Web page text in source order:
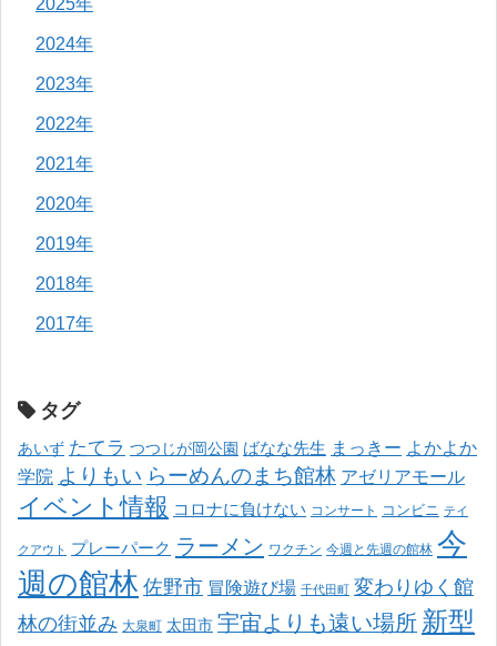
2025年
2024年
2023年
2022年
2021年
2020年
2019年
2018年
2017年
タグ
あいず たてラ つつじが岡公園 ばなな先生 まっきー よかよか
学院 よりもい らーめんのまち館林 アゼリアモール
イベント情報 コロナに負けない コンサート コンビニ テイ
クアウト プレーパーク ラーメン ワクチン 今週と先週の館林 今
週の館林 佐野市 冒険遊び場 千代田町 変わりゆく館
林の街並み 大泉町 太田市 宇宙よりも遠い場所 新型